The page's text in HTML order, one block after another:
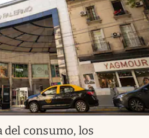
del consumo, los